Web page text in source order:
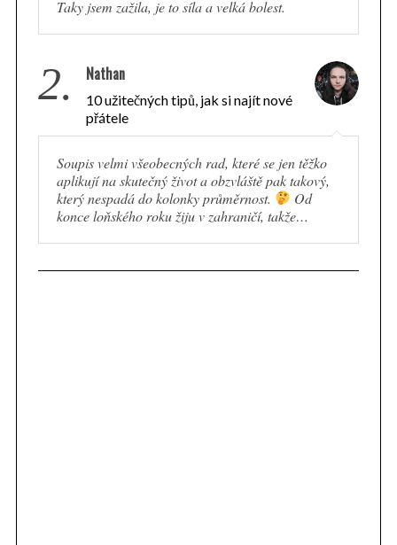
Taky jsem zažila, je to síla a velká bolest.
2. Nathan
10 užitečných tipů, jak si najít nové
přátele
Soupis velmi všeobecných rad, které se jen těžko
aplikují na skutečný život a obzvláště pak takový,
který nespadá do kolonky průměrnost.
Od
konce loňského roku žiju v zahraničí, takže…